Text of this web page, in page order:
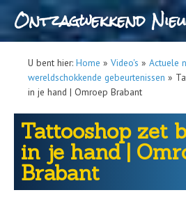
Ontzagwekkend
U bent hier: Home » Video's » Actuele
wereldschokkende gebeurtenissen »
in je hand | Omroep Brabant
Tattooshop zet
in je hand |
Brabant